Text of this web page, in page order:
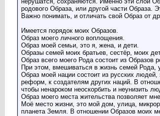
родового Образа, или другой части
Важно понимать, и отличать свой Образ от
Имеется порядок моих Образов.
Образ моего личного воплощения.
Образ моей семьи, это я, жена, и дети.
Образы семей моих братьев, сестёр, моих
Образ всего моего Рода состоит из Образов
При этом, вмешиваться в жизнь семей Рода,
Образ моей нации состоит из русских
реформ, к создателям других наций. В
чтобы ненароком неоскорбить и неунизить
Образ моего места жительства позволяет
Моё место жизни, это мой дом, улица,
планета Земля. В отношении Образов моих